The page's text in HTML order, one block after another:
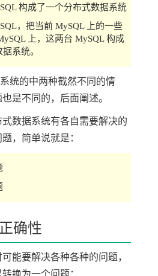
构成了一个分布式数据系统
，把当前 MySQL 上的一些
上，这两台 MySQL 构成
系统。
统的中两种截然不同的情
是不同的，后面阐述。
数据系统有各自需要解决的
，简单说就是：
确性
能要解决各种各种的问题，
换为一个问题：